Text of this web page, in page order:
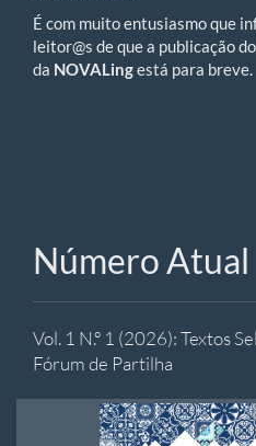
É com muito entusiasmo que
leitor@s de que a publicação
da NOVALingestá para breve.
Número Atual
Vol. 1 N.º 1 (2026): Textos
Fórum de Partilha